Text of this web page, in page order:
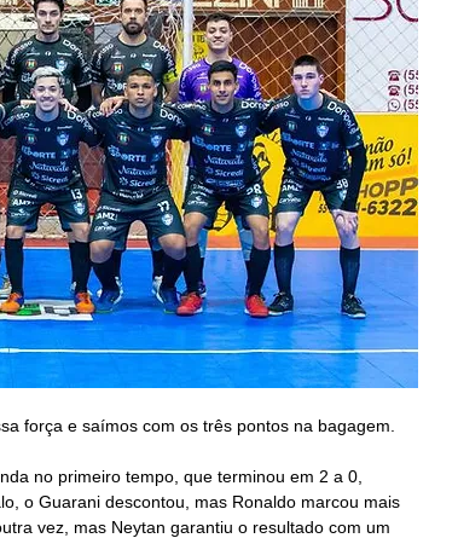
força e saímos com os três pontos na bagagem.
no primeiro tempo, que terminou em 2 a 0,
o Guarani descontou, mas Ronaldo marcou mais
vez, mas Neytan garantiu o resultado com um